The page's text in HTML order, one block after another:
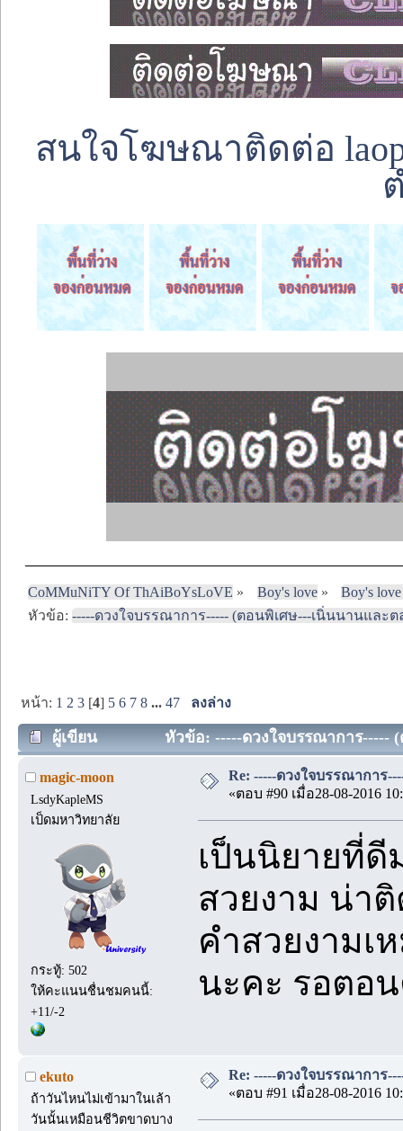
สนใจโฆษณาติดต่อ
CoMMuNiTY Of ThAiBoYsLoVE » Boy's love»
Boy's
หัวข้อ:-----ดวงใจบรรณาการ----- (ตอนพิเศษ---เนิ่นนานและ
หน้า: 1 2 3 [4] 5 6 7 8 ...47 ลงล่าง
ผู้เขียน หัวข้อ: -----ดวงใจบรรณาการ-----
magic-moon
LsdyKapleMS
เป็ดมหาวิทยาลัย
กระทู้: 502
ให้คะแนนชื่นชมคนนี้:
+11/-2
Re: -----ดวงใจบรรณาการ
«ตอบ #90 เมื่อ28-08-2016
เป็นนิยายที่ดี
สวยงาม น่า
คำสวยงามเ
นะคะ รอตอ
ekuto
ถ้าวันไหนไม่เข้ามาในเล้า
วันนั้นเหมือนชีวิตขาดบาง
Re: -----ดวงใจบรรณาการ
«ตอบ #91 เมื่อ28-08-2016